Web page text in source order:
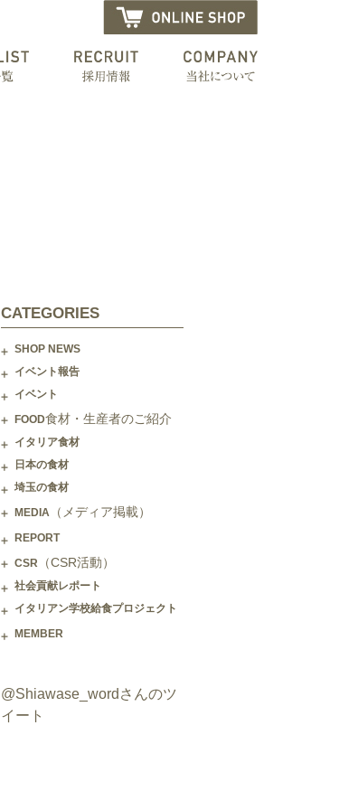
CATEGORIES
SHOP NEWS
イベント報告
イベント
FOOD食材・生産者のご紹介
イタリア食材
日本の食材
埼玉の食材
MEDIA （メディア掲載）
REPORT
CSR
（CSR活動）
社会貢献レポート
イタリアン学校給食プロジェクト
MEMBER
@Shiawase_wordさんのツ
イート